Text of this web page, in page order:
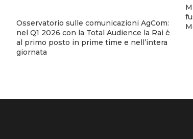
Osservatorio sulle comunicazioni AgCom:
nel Q1 2026 con la Total Audience la Rai è
al primo posto in prime time e nell’intera
giornata